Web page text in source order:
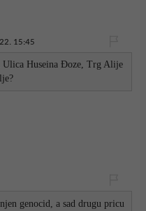
15:45
Ulica Huseina Đoze, Trg Alije
genocid, a sad drugu pricu